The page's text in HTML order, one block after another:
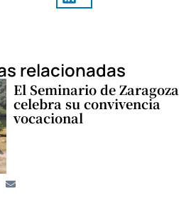
relacionadas
El Seminario de Zaragoza
celebra su convivencia
vocacional